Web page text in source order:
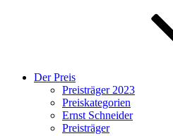
Der Preis
Preisträger 2023
Preiskategorien
Ernst Schneider
Preisträger